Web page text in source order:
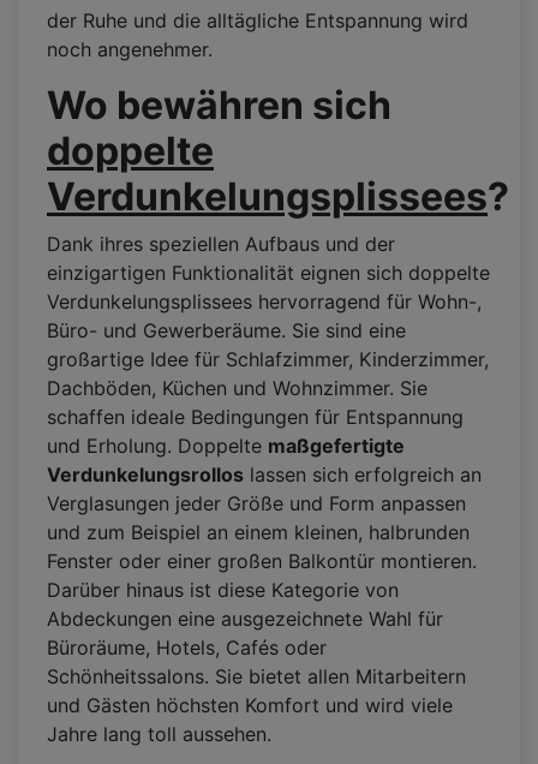
der Ruhe und die alltägliche Entspannung wird
noch angenehmer.
Wo bewähren sich
doppelte
Verdunkelungsplissees?
Dank ihres speziellen Aufbaus und der
einzigartigen Funktionalität eignen sich doppelte
Verdunkelungsplissees hervorragend für Wohn-,
Büro- und Gewerberäume. Sie sind eine
großartige Idee für Schlafzimmer, Kinderzimmer,
Dachböden, Küchen und Wohnzimmer. Sie
schaffen ideale Bedingungen für Entspannung
und Erholung. Doppelte maßgefertigte
Verdunkelungsrollos lassen sich erfolgreich an
Verglasungen jeder Größe und Form anpassen
und zum Beispiel an einem kleinen, halbrunden
Fenster oder einer großen Balkontür montieren.
Darüber hinaus ist diese Kategorie von
Abdeckungen eine ausgezeichnete Wahl für
Büroräume, Hotels, Cafés oder
Schönheitssalons. Sie bietet allen Mitarbeitern
und Gästen höchsten Komfort und wird viele
Jahre lang toll aussehen.